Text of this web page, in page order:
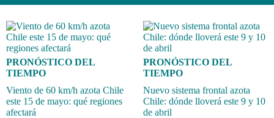
PRONÓSTICO DEL
TIEMPO
Viento de 60 km/h azota Chile
este 15 de mayo: qué regiones
afectará
PRONÓSTICO DEL
TIEMPO
Nuevo sistema frontal azota
Chile: dónde lloverá este 9 y 10
de abril